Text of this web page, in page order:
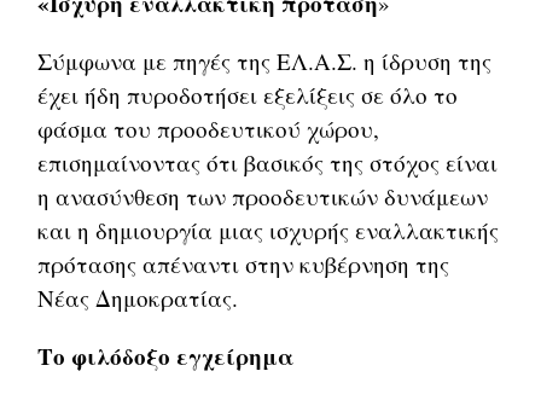
Σύμφωνα με πηγές της ΕΛ.Α.Σ. η ίδρυση της
έχει ήδη πυροδοτήσει εξελίξεις σε όλο το
φάσμα του προοδευτικού χώρου,
επισημαίνοντας ότι βασικός της στόχος είναι
η ανασύνθεση των προοδευτικών δυνάμεων
και η δημιουργία μιας ισχυρής εναλλακτικής
πρότασης απέναντι στην κυβέρνηση της
Νέας Δημοκρατίας.
Το φιλόδοξο εγχείρημα